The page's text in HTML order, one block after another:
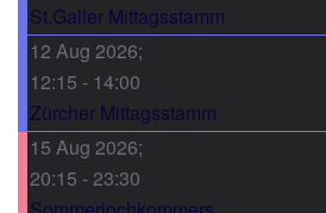
St.Galler Mittagsstamm
12 Aug 2026;
12:15 - 14:00
Zürcher Mittagsstamm
15 Aug 2026;
20:15 -23:30